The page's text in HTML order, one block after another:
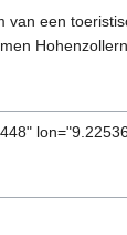
van een